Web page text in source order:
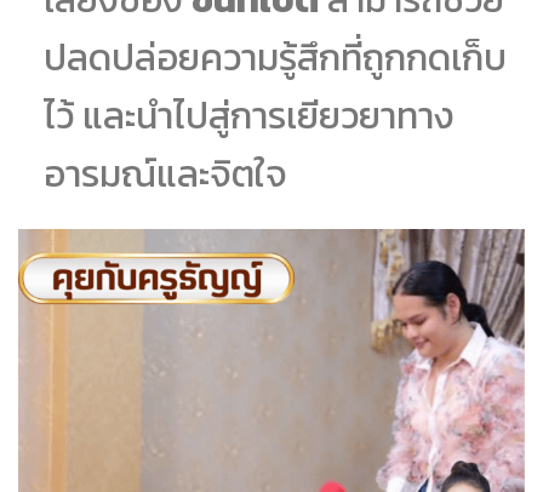
ปลดปล่อยความรู้สึกที่ถูกกดเก็บ
ไว้ และนำไปสู่การเยียวยาทาง
อารมณ์และจิตใจ